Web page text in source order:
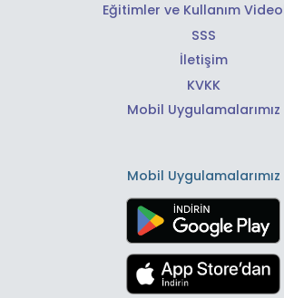
Eğitimler ve Kullanım
SSS
İletişim
KVKK
Mobil Uygulamalarımız
Mobil Uygulamalarımız